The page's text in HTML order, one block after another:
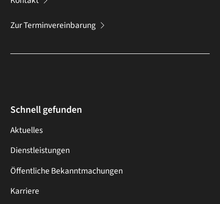
Zur Terminvereinbarung
Schnell gefunden
Aktuelles
Dienstleistungen
Öffentliche Bekanntmachungen
Karriere